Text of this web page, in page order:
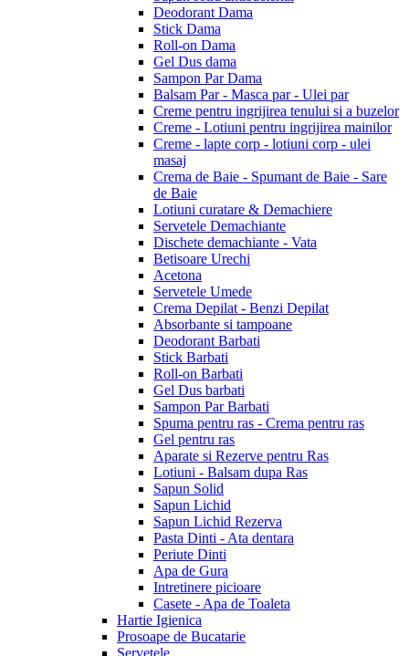
Deodorant Dama
Stick Dama
Roll-on Dama
Gel Dus dama
Sampon Par Dama
Balsam Par - Masca par - Ulei par
Creme pentru ingrijirea tenului si a buzelor
Creme - Lotiuni pentru ingrijirea mainilor
Creme - lapte corp - lotiuni corp - ulei
masaj
Crema de Baie - Spumant de Baie - Sare
de Baie
Lotiuni curatare & Demachiere
Servetele Demachiante
Dischete demachiante - Vata
Betisoare Urechi
Acetona
Servetele Umede
Crema Depilat - Benzi Depilat
Absorbante si tampoane
Deodorant Barbati
Stick Barbati
Roll-on Barbati
Gel Dus barbati
Sampon Par Barbati
Spuma pentru ras - Crema pentru ras
Gel pentru ras
Aparate si Rezerve pentru Ras
Lotiuni - Balsam dupa Ras
Sapun Solid
Sapun Lichid
Sapun Lichid Rezerva
Pasta Dinti - Ata dentara
Periute Dinti
Apa de Gura
Intretinere picioare
Casete - Apa de Toaleta
Hartie Igienica
Prosoape de Bucatarie